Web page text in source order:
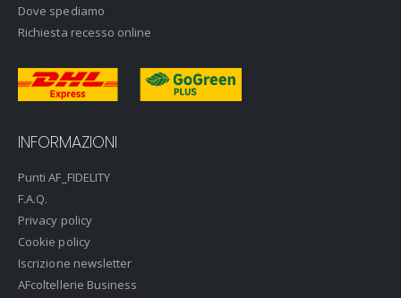
Dove spediamo
Richiesta recesso online
INFORMAZIONI
Punti AF_FIDELITY
F.A.Q.
Privacy policy
Cookie policy
Iscrizione newsletter
AFcoltellerie Business